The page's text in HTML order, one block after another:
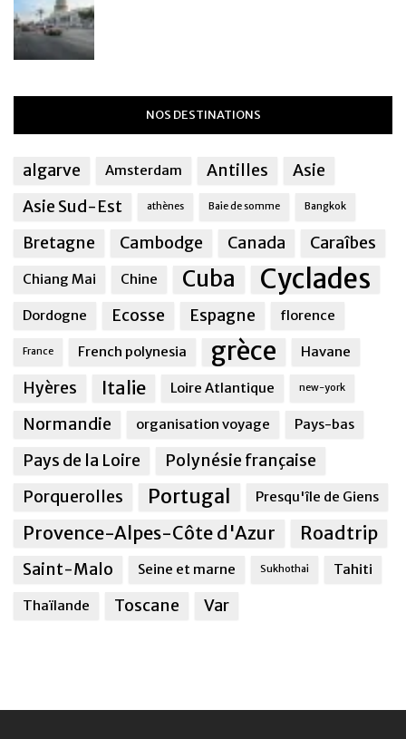
NOS DESTINATIONS
algarve Amsterdam Antilles
Asie
Asie Sud-Est
athènes Baie de somme Bangkok
Bretagne Cambodge Canada Caraîbes
Chiang Mai Chine Cuba Cyclades
Dordogne Ecosse Espagne florence
France French polynesia grèce Havane
Hyères Italie Loire Atlantique new-york
Normandie organisation voyage Pays-bas
Pays de la Loire
Polynésie française
Porquerolles
Portugal Presqu'île de Giens
Provence-Alpes-Côte d'Azur Roadtrip
Saint-Malo Seine et marne Sukhothai Tahiti
Thaïlande Toscane Var